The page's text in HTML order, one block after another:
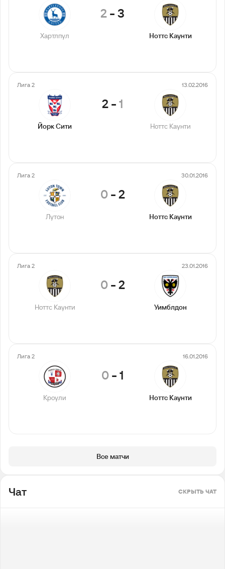
Хартлпул
2-3
Ноттс Каунти
Лига 2 13.02.2016
Йорк Сити
2-1
Ноттс Каунти
Лига 2 30.01.2016
Лутон
0 -2
Ноттс Каунти
Лига 2 23.01.2016
Ноттс Каунти
0 -2
Уимблдон
Лига 2 16.01.2016
Кроули
0-1
Ноттс Каунти
Все матчи
Чат СКРЫТЬ ЧАТ